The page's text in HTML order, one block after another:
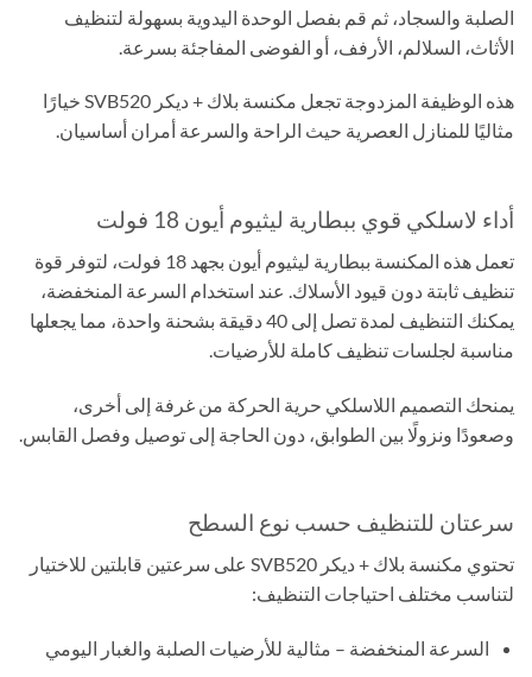
الصلبة والسجاد، ثم قم بفصل الوحدة اليدوية بسهولة لتنظيف
الأثاث، السلالم، الأرفف، أو الفوضى المفاجئة بسرعة.
هذه الوظيفة المزدوجة تجعل مكنسة بلاك + ديكر SVB520 خيارًا
مثاليًا للمنازل العصرية حيث الراحة والسرعة أمران أساسيان.
أداء لاسلكي قوي ببطارية ليثيوم أيون 18 فولت
تعمل هذه المكنسة ببطارية ليثيوم أيون بجهد 18 فولت، لتوفر قوة
تنظيف ثابتة دون قيود الأسلاك. عند استخدام السرعة المنخفضة،
يمكنك التنظيف لمدة تصل إلى 40 دقيقة بشحنة واحدة، مما يجعلها
مناسبة لجلسات تنظيف كاملة للأرضيات.
يمنحك التصميم اللاسلكي حرية الحركة من غرفة إلى أخرى،
وصعودًا ونزولًا بين الطوابق، دون الحاجة إلى توصيل وفصل القابس.
سرعتان للتنظيف حسب نوع السطح
تحتوي مكنسة بلاك + ديكر SVB520 على سرعتين قابلتين للاختيار
لتناسب مختلف احتياجات التنظيف:
السرعة المنخفضة – مثالية للأرضيات الصلبة والغبار اليومي